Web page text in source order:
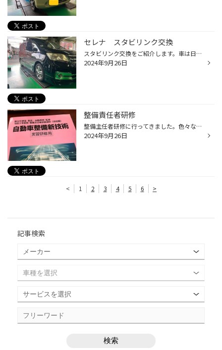
セレナ スタビリンク交換
スタビリンク交換をご紹介します。車は日産「セレナ」です。車検でお預かりしたお車です。車検見積もりした時にスタビリンクのブーツが切れてしまっていて車検には通らないので交換しました。 車検、整備のご相談承っております。
2024年9月26日
整備責任者研修
整備主任者研修に行ってきました。色々なメーカーの新技術を学んできました。 エンジンオイル、バッテリー、タイヤの空気圧点検してますか？当店でいつでも点検できます。お気軽にお越しください。
2024年9月26日
< 1 2 3 4 5 6 >
記事検索